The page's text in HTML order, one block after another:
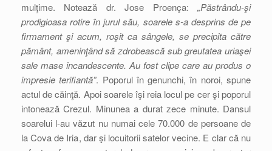
mulţime. Notează dr. Jose Proença: „Păstrându-şi
prodigioasa rotire în jurul său, soarele s-a desprins de pe
firmament şi acum, roşit ca sângele, se precipita către
pământ, ameninţând să zdrobească sub greutatea uriaşei
sale mase incandescente. Au fost clipe care au produs o
impresie terifiantă”. Poporul în genunchi, în noroi, spune
actul de căinţă. Apoi soarele îşi reia locul pe cer şi poporul
intonează Crezul. Minunea a durat zece minute. Dansul
soarelui l-au văzut nu numai cele 70.000 de persoane de
la Cova de Iria, dar şi locuitorii satelor vecine. E clar că nu